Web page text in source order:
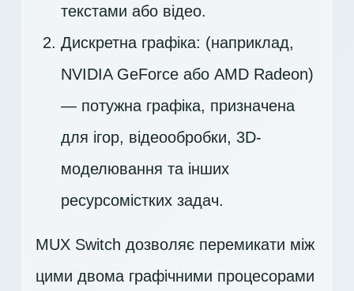
текстами або відео.
Дискретна графіка: (наприклад,
NVIDIA GeForce або AMD Radeon)
— потужна графіка, призначена
для ігор, відеообробки, 3D-
моделювання та інших
ресурсомістких задач.
MUX Switch дозволяє перемикати між
цими двома графічними процесорами